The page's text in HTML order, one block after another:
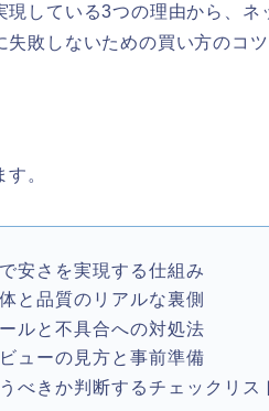
している3つの理由から、ネ
敗しないための買い方のコ
。
安さを実現する仕組み
と品質のリアルな裏側
ルと不具合への対処法
ューの見方と事前準備
べきか判断するチェックリス